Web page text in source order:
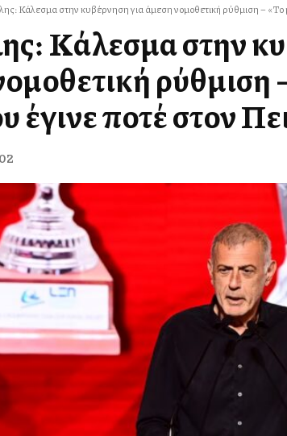
Κάλεσμα στην κυβέρνηση για άμεση νομοθετική ρύθμιση – «Το
Κάλεσμα στην
ρύθμιση
έγινε ποτέ στον